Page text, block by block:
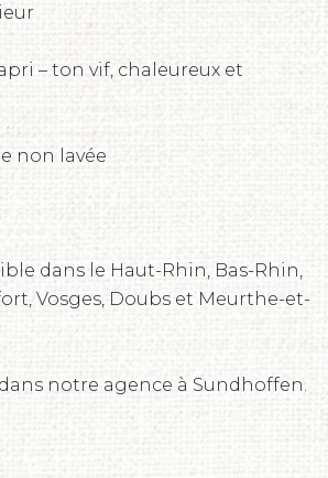
– ton vif, chaleureux et
non lavée
dans le Haut-Rhin, Bas-Rhin,
Vosges, Doubs et Meurthe-et-
notre agence à Sundhoffen.